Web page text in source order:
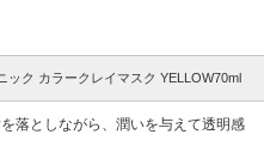
ック カラークレイマスク YELLOW70ml
落としながら、潤いを与えて透明感